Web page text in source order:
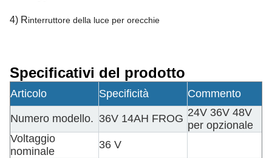
4) Rinterruttore della luce per orecchie
Specificativi del prodotto
Articolo Specificità Commento
Numero modello. 36V 14AH FROG 24V 36V 48V
per opzionale
Voltaggio
nominale
36 V